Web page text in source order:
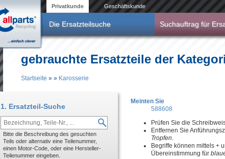
Privatkunde Geschäftskunde
Die Ersatzteilsuche Suchauftrag für
gebrauchte Ersatzteile der
Startseite » » Karosserie
Meinten Sie
588608
Prüfen Sie die
Entfernen Sie
Tropfen.
Begriffe können mittels +
Übereinstimmung für
1. Ersatzteil-Suche
Bitte die Beschreibung des gesuchten
Teils oder alternativ eine Teilenummer,
einen Motor-Code, oder eine Hersteller-
Teilenummer eingeben.